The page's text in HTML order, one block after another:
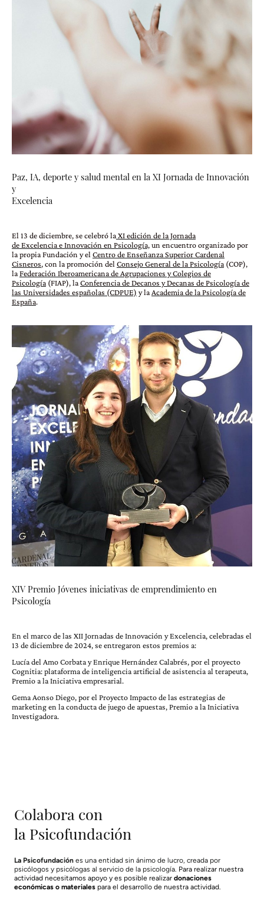
Paz, IA, deporte y salud mental en la XI Jornada de Innovación
y
Excelencia
El 13 de diciembre, se celebró laXI edición de la Jornada
de Excelencia e Innovación en Psicología, un encuentro organizado por
la propia Fundación y el Centro de Enseñanza Superior Cardenal
Cisneros, con la promoción del Consejo General de la Psicología (COP),
laFederación Iberoamericana de Agrupaciones y Colegios de
Psicología (FIAP), laConferencia de Decanos y Decanas de Psicología de
las Universidades españolas (CDPUE) y la Academia de la Psicología de
España.
XIV Premio Jóvenes iniciativas de emprendimiento en
Psicología
En el marco de las XII Jornadas de Innovación y Excelencia, celebradas el
13 de diciembre de 2024, se entregaron estos premios a:
Lucía del Amo Corbata y Enrique Hernández Calabrés, por el proyecto
Cognitia: plataforma de inteligencia artificial de asistencia al terapeuta,
Premio a la Iniciativa empresarial.
Gema Aonso Diego, por el Proyecto Impacto de las estrategias de
marketing en la conducta de juego de apuestas, Premio a la Iniciativa
Investigadora.
Colabora con
la Psicofundación
La Psicofundación es una entidad sin ánimo de lucro, creada por
psicólogos y psicólogas al servicio de la psicología. Para realizar nuestra
actividad necesitamos apoyo y es posible realizar donaciones
económicas o materiales para el desarrollo de nuestra actividad.